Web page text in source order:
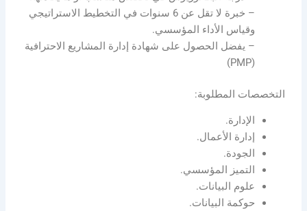
– خبرة لا تقل عن 6 سنوات في التخطيط الاستراتيجي
وقياس الأداء المؤسسي.
– يفضل الحصول على شهادة إدارة المشاريع الاحترافية
(PMP)
التخصصات المطلوبة:
الإدارة.
إدارة الأعمال.
الجودة.
التميز المؤسسي.
علوم البيانات.
حوكمة البيانات.